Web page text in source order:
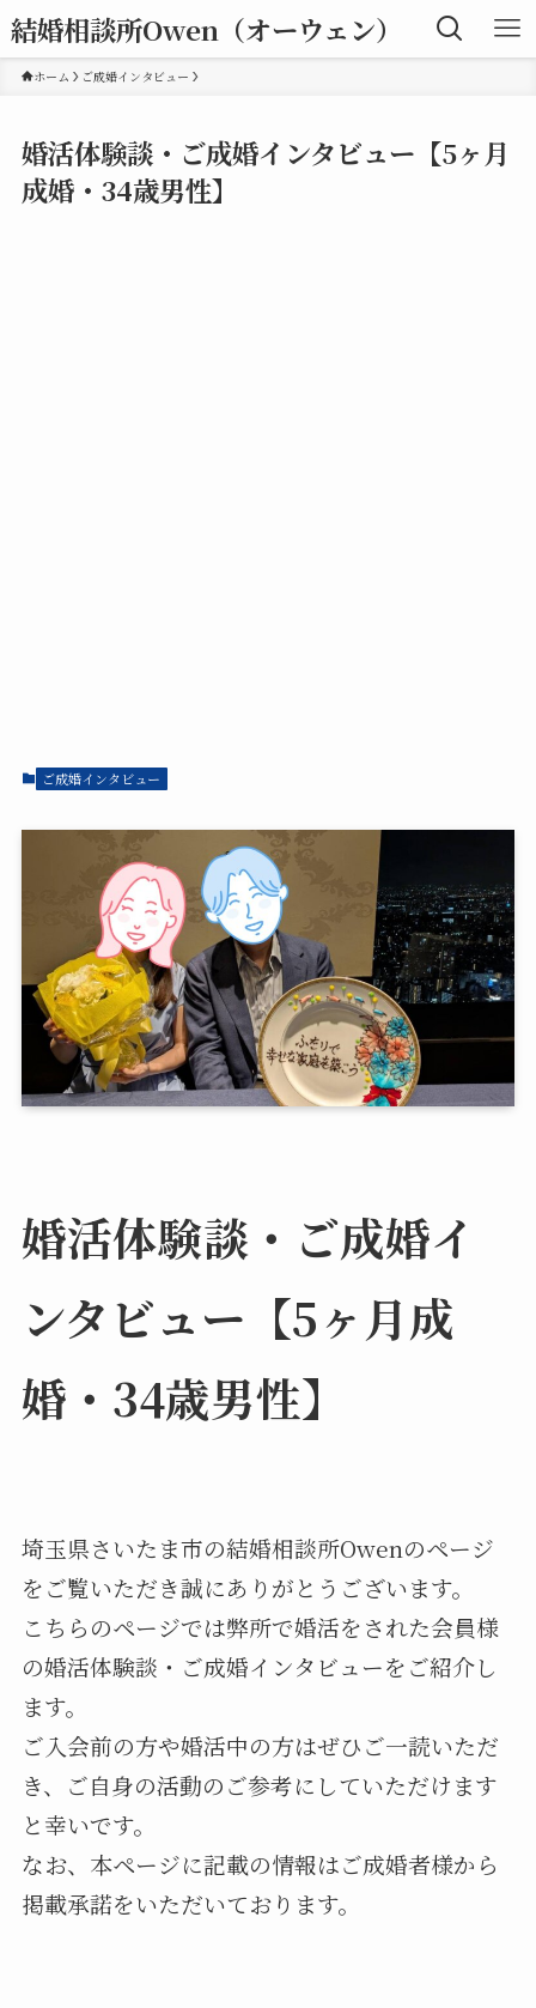
結婚相談所Owen（オーウェン）
ホーム ご成婚インタビュー
婚活体験談・ご成婚インタビュー【5ヶ月
成婚・34歳男性】
ご成婚インタビュー
婚活体験談・ご成婚イ
ンタビュー【5ヶ月成
婚・34歳男性】
埼玉県さいたま市の結婚相談所Owenのページ
をご覧いただき誠にありがとうございます。
こちらのページでは弊所で婚活をされた会員様
の婚活体験談・ご成婚インタビューをご紹介し
ます。
ご入会前の方や婚活中の方はぜひご一読いただ
き、ご自身の活動のご参考にしていただけます
と幸いです。
なお、本ページに記載の情報はご成婚者様から
掲載承諾をいただいております。